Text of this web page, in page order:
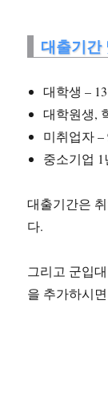
대출기간
대학생 –
대학원생,
미취업자 –
중소기업 1
대출기간은
다.
그리고 군입
을 추가하시